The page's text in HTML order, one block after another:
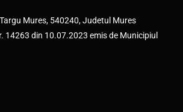
Mures, 540240, Judetul Mures
14263 din 10.07.2023 emis de Municipiul